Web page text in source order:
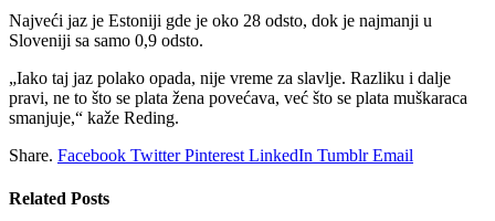
Najveći jaz je Estoniji gde je oko 28 odsto, dok je najmanji u
Sloveniji sa samo 0,9 odsto.
„Iako taj jaz polako opada, nije vreme za slavlje. Razliku i dalje
pravi, ne to što se plata žena povećava, već što se plata muškaraca
smanjuje,“ kaže Reding.
Share. Facebook Twitter Pinterest LinkedIn Tumblr Email
Related Posts